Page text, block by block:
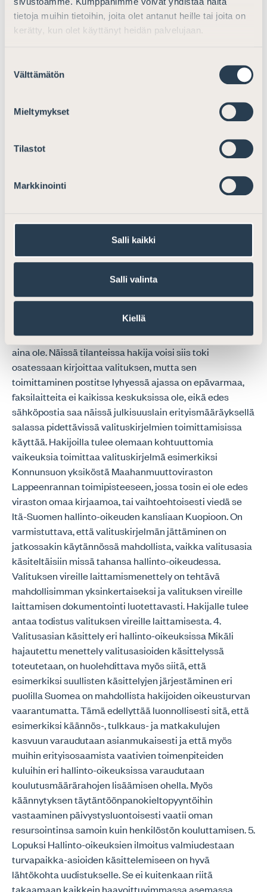
tietoja muihin tietoihin, joita olet antanut heille tai joita on
kerätty, kun olet käyttänyt heidän palvelujaan.
valinta
Välttämätön
Mieltymykset
Tilastot
Markkinointi
Salli kaikki
Salli valinta
Kiellä